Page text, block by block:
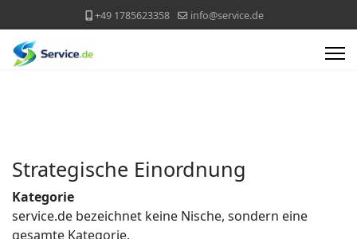
+49 1785623358 info@service.de
Strategische Einordnung
Kategorie
service.de bezeichnet keine Nische, sondern eine
gesamte Kategorie.